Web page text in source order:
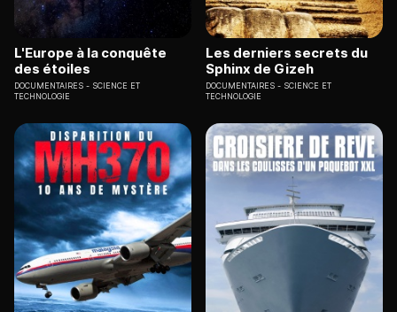
L'Europe à la conquête
des étoiles
DOCUMENTAIRES
SCIENCE ET
TECHNOLOGIE
Les derniers secrets du
Sphinx de Gizeh
DOCUMENTAIRES
SCIENCE ET
TECHNOLOGIE